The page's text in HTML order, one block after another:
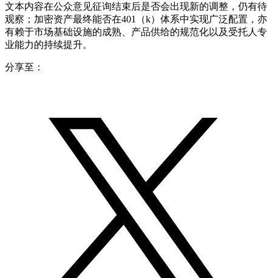
文本内容在公众意见征询结束后是否会出现新的调整，仍有待
观察；加密资产最终能否在401（k）体系中实现广泛配置，亦
有赖于市场基础设施的成熟、产品供给的规范化以及受托人专
业能力的持续提升。
分享至：